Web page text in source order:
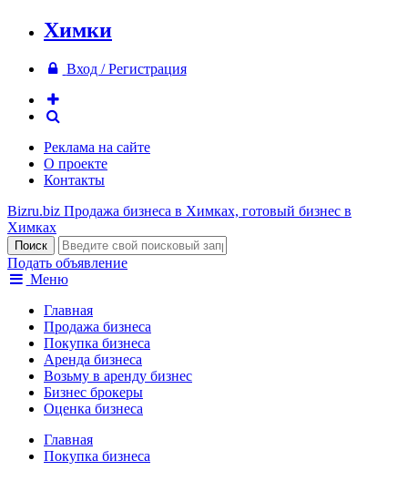
Химки
Вход / Регистрация
Реклама на сайте
О проекте
Контакты
Bizru.biz Продажа бизнеса в Химках, готовый бизнес в
Химках
Подать объявление
Меню
Главная
Продажа бизнеса
Покупка бизнеса
Аренда бизнеса
Возьму в аренду бизнес
Бизнес брокеры
Оценка бизнеса
Главная
Покупка бизнеса